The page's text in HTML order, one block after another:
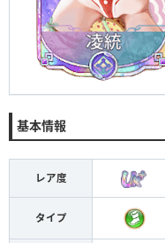
基本情報
レア度
タイプ